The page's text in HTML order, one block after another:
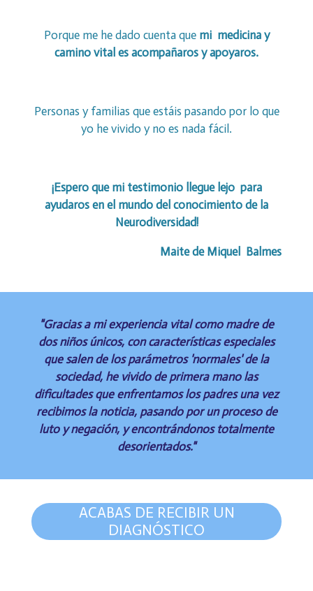
Porque me he dado cuenta que mi medicina y
camino vital es acompañaros y apoyaros.
Personas y familias que estáis pasando por lo que
yo he vivido y no es nada fácil.
¡Espero que mi testimonio llegue lejo para
ayudaros en el mundo del conocimiento de la
Neurodiversidad!
Maite de Miquel Balmes
"Gracias a mi experiencia vital como madre de
dos niños únicos, con características especiales
que salen de los parámetros 'normales' de la
sociedad, he vivido de primera mano las
dificultades que enfrentamos los padres una vez
recibimos la noticia, pasando por un proceso de
luto y negación, y encontrándonos totalmente
desorientados."
ACABAS DE RECIBIR UN
DIAGNÓSTICO